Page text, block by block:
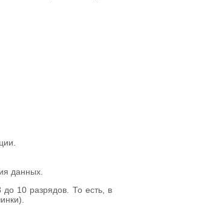
данных.
до 10 разрядов. То есть, в